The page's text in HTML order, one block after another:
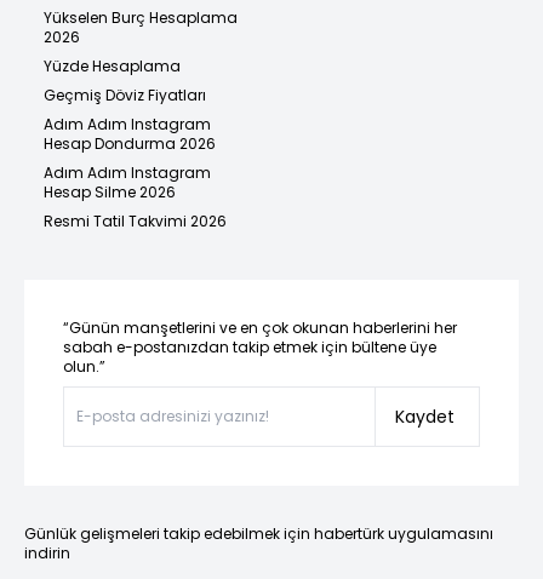
Yükselen Burç Hesaplama
2026
Yüzde Hesaplama
Geçmiş Döviz Fiyatları
Adım Adım Instagram
Hesap Dondurma 2026
Adım Adım Instagram
Hesap Silme 2026
Resmi Tatil Takvimi 2026
“Günün manşetlerini ve en çok okunan haberlerini her
sabah e-postanızdan takip etmek için bültene üye
olun.”
Kaydet
Günlük gelişmeleri takip edebilmek için habertürk uygulamasını
indirin